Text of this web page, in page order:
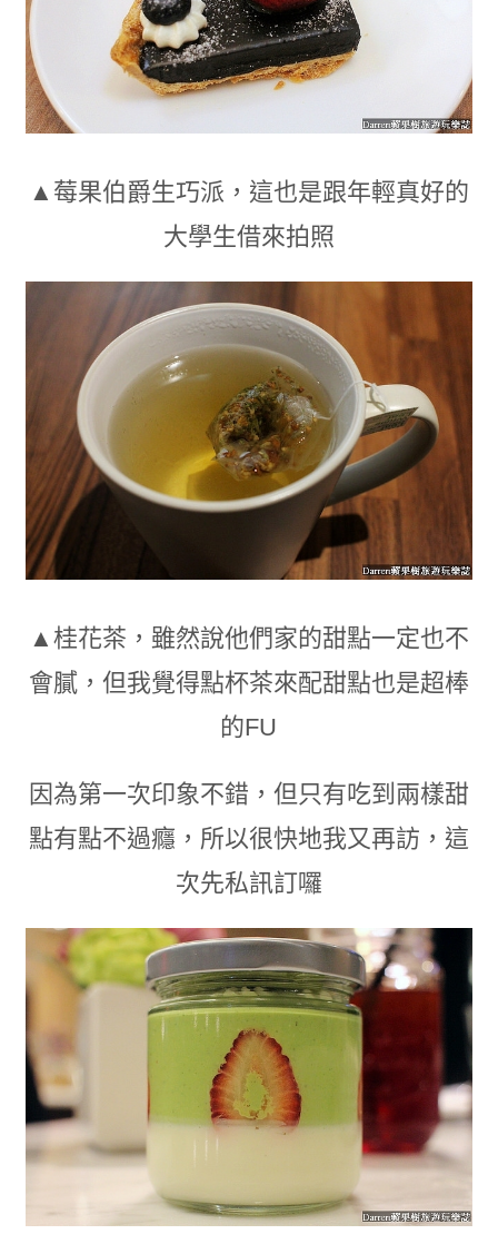
▲莓果伯爵生巧派 ， 這也是跟年輕真好的
大學生借來拍照
▲桂花茶 ，雖然說他們家的甜點一定也不
會膩， 但我覺得點杯茶來配甜點也是超棒
的FU
因為第一次印象不錯 ， 但只有吃到兩樣甜
點有點不過癮 ， 所以很快地我又再訪 ， 這
次先私訊訂囉